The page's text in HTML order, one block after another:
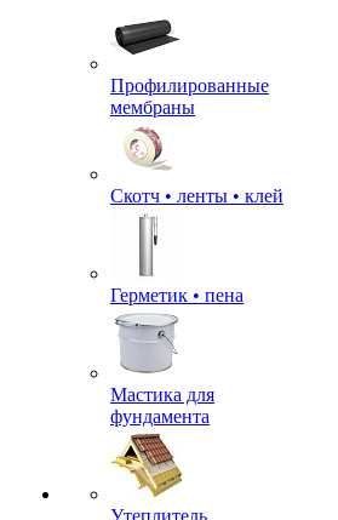
Профилированные
мембраны
Скотч • ленты • клей
Герметик • пена
Мастика для
фундамента
Утеплитель